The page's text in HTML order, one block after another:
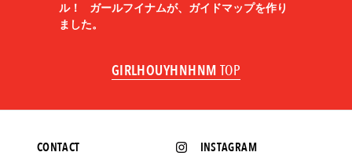
ル！ ガールフイナムが、ガイドマップを作り
ました。
GIRLHOUYHNHNM TOP
INSTAGRAM
CONTACT